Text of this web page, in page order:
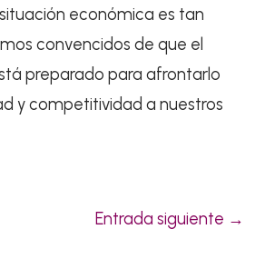
económica es tan
convencidos de que el
preparado para afrontarlo
y competitividad a nuestros
Entrada siguiente →